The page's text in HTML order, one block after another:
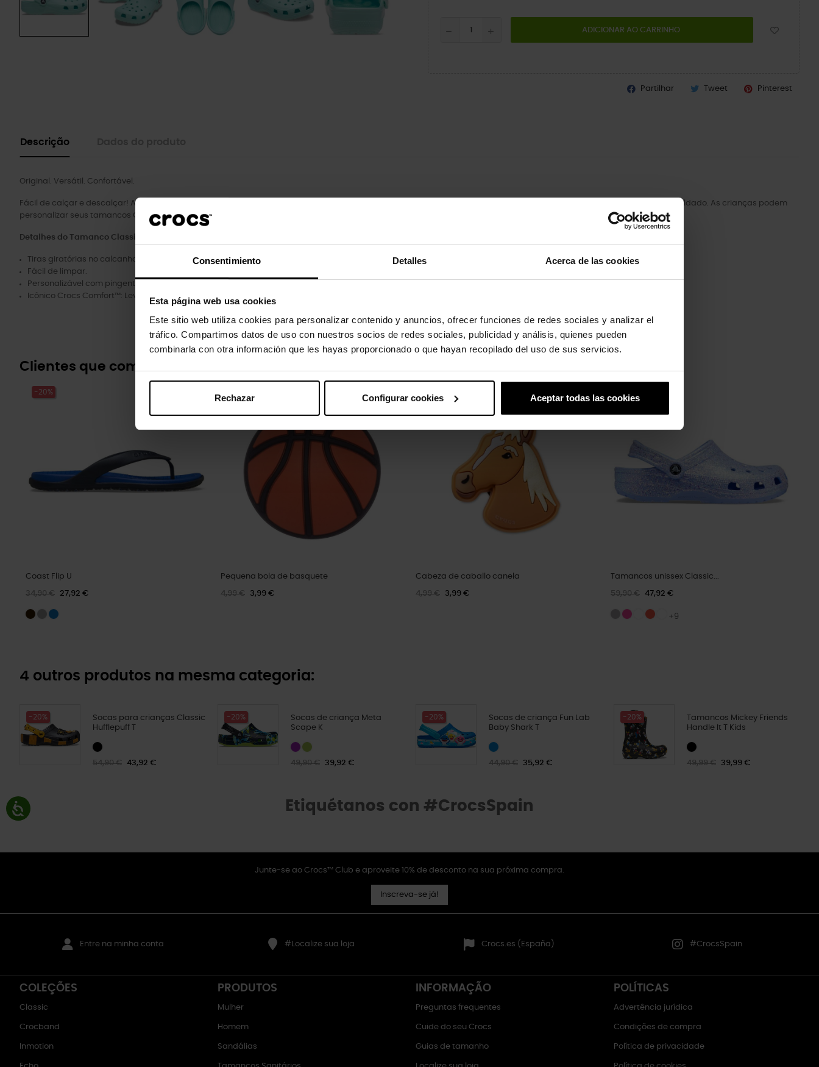
Consentimiento Detalles Acerca de las cookies
Esta página web usa cookies
Este sitio web utiliza cookies para personalizar contenido y anuncios, ofrecer funciones de redes sociales y analizar el
tráfico. Compartimos datos de uso con nuestros socios de redes sociales, publicidad y análisis, quienes pueden
combinarla con otra información que les hayas proporcionado o que hayan recopilado del uso de sus servicios.
Rechazar Configurar cookies Aceptar todas las cookies
ADICIONAR AO CARRINHO
Partilhar Tweet Pinterest
Descrição
Original. Versátil. Confortável.
Fácil de calçar e descalçar! Assim como o Classic adulto, a versão infantil oferece conforto e suporte incríveis, graças ao material Croslite™ leve e durável e ao design moldado. As crianças podem
personalizar seus tamancos Crocs™ da maneira que quiserem; os orifícios de ventilação acomodam os pingentes da marca Jibbitz™.
Detalhes do Tamanco Classic Infantil:
Tiras giratórias no calcanhar para um ajuste mais seguro.
Fácil de limpar.
Personalizável com pingentes Jibbitz™.
Icônico Crocs Comfort™: Leve. Flexível. Conforto de 36 graus.
Clientes que compraram este produto também compraram:
-20%
Coast Flip U
34,90 € 27,92 €
Pequena bola de basquete
4,99 € 3,99 €
Cabeza de caballo canela
4,99 € 3,99 €
Tamancos unissex Classic...
59,90 € 47,92 €
+9
4 outros produtos na mesma categoria:
-20%
Socas para crianças Classic
Hufflepuff T
54,90 € 43,92 €
-20%
Socas de criança Meta
Scape K
49,90 € 39,92 €
-20%
Socas de criança Fun Lab
Baby Shark T
44,90 € 35,92 €
-20%
Tamancos Mickey Friends
Handle It T Kids
49,99 € 39,99 €
Etiquétanos con #CrocsSpain
Junte-se ao Crocs™ Club e aproveite 10% de desconto na sua próxima compra.
Inscreva-se já!
Entre na minha conta #Localize sua loja Crocs.es (España) #CrocsSpain
COLEÇÕES
Classic
Crocband
Inmotion
PRODUTOS
Mulher
Homem
Sandálias
INFORMAÇÃO
Preguntas frequentes
Cuide do seu Crocs
Guias de tamanho
POLÍTICAS
Advertência jurídica
Condições de compra
Política de privacidade